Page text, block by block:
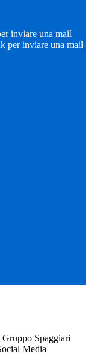
inviare una mail
per inviare una mail
Spaggiari
Media